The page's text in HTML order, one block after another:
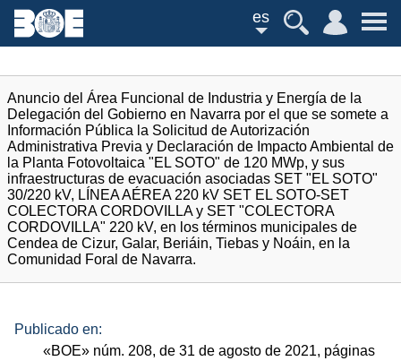
es
Anuncio del Área Funcional de Industria y Energía de la
Delegación del Gobierno en Navarra por el que se somete a
Información Pública la Solicitud de Autorización
Administrativa Previa y Declaración de Impacto Ambiental de
la Planta Fotovoltaica "EL SOTO" de 120 MWp, y sus
infraestructuras de evacuación asociadas SET "EL SOTO"
30/220 kV, LÍNEA AÉREA 220 kV SET EL SOTO-SET
COLECTORA CORDOVILLA y SET "COLECTORA
CORDOVILLA" 220 kV, en los términos municipales de
Cendea de Cizur, Galar, Beriáin, Tiebas y Noáin, en la
Comunidad Foral de Navarra.
Publicado en:
«BOE» núm. 208, de 31 de agosto de 2021, páginas